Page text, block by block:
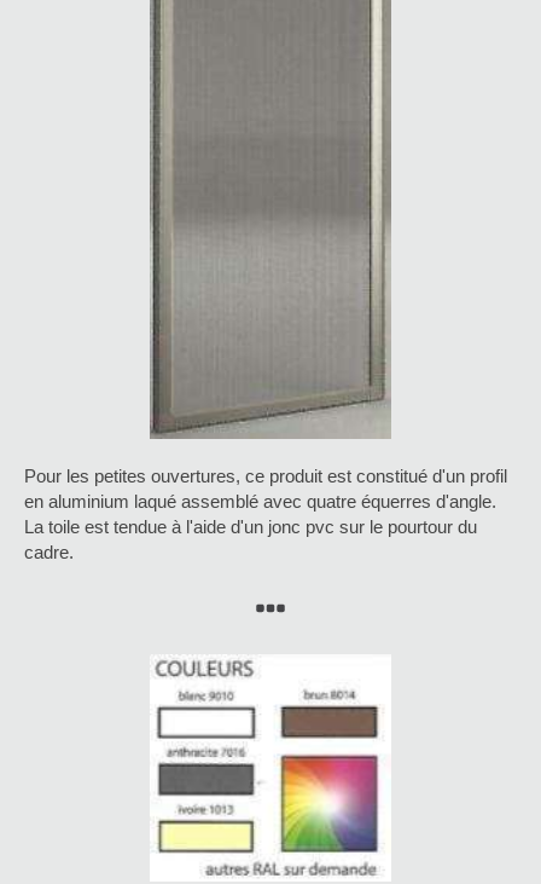
Pour les petites ouvertures, ce produit est constitué d'un profil
en aluminium laqué assemblé avec quatre équerres d'angle.
La toile est tendue à l'aide d'un jonc pvc sur le pourtour du
cadre.